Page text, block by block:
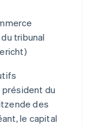
tribunal
)
président du
des
le capital